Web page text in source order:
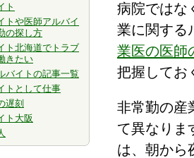
ト
トや医師アルバイ
の探し方
ト北海道でトラブ
きたい
バイトの記事一覧
トとして仕事
遅刻
ト大阪
病院ではな
業に関する
業医の医師
把握してお
非常勤の産
て異なりま
は、朝から